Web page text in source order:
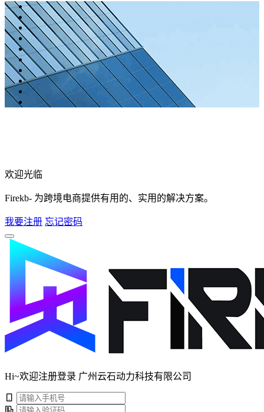
欢迎光临
Firekb- 为跨境电商提供有用的、实用的解决方案。
我要注册 忘记密码
Hi~欢迎注册登录 广州云石动力科技有限公司